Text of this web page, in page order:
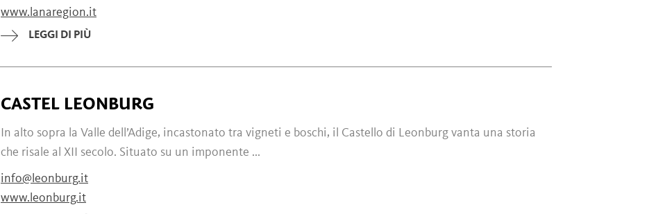
www.lanaregion.it
LEGGI DI PIÙ
CASTEL LEONBURG
In alto sopra la Valle dell’Adige, incastonato tra vigneti e boschi, il Castello di Leonburg vanta una storia
che risale al XII secolo. Situato su un imponente ...
info@leonburg.it
www.leonburg.it